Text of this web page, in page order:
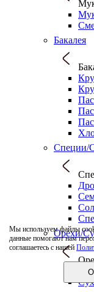
Мы используем файлы
данные помогают нам
соглашаетесь с нашей
Бакалея
Специи/
Орехи/